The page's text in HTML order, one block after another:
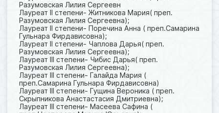
Разумовская Лилия Сергеевн
Лауреат II степени- Житникова Мария( преп.
Разумовская Лилия Сергеевна);
Лауреат II степени- Поречина Анна ( преп.Самарина
Гульнара Фирдависовна);
Лауреат II степени- Чаплова Дарья( преп.
Разумовская Лилия Сергеевна);
Лауреат III степени- Чибис Дарья( преп.
Разумовская Лилия Сергеевна);
Лауреат III степени- Галайда Мария (
преп.Самарина Гульнара Фирдависовна)
Лауреат III степени- Гущина Вероника ( преп.
Скрыпникова Анастастасия Дмитриевна);
Лауреат III степени- Масеева Сафина (